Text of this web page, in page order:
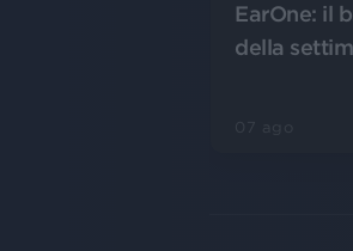
EarOne: il
della